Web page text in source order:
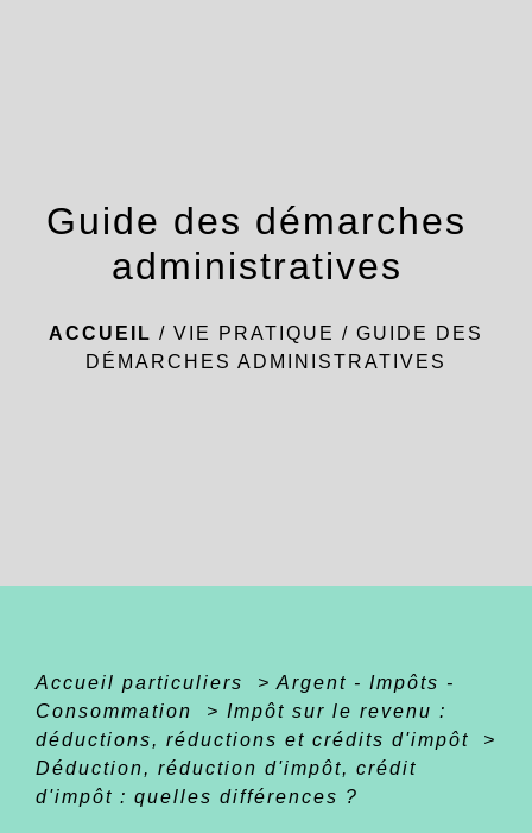
Guide des démarches
administratives
ACCUEIL / VIE PRATIQUE / GUIDE DES
DÉMARCHES ADMINISTRATIVES
Accueil particuliers > Argent - Impôts -
Consommation
> Impôt sur le revenu :
déductions, réductions et crédits d'impôt
>
Déduction, réduction d'impôt, crédit
d'impôt : quelles différences ?